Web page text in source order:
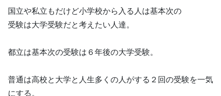
国立や私立もだけど小学校から入る人は基本次の
受験は大学受験だと考えたい人達。
都立は基本次の受験は６年後の大学受験。
普通は高校と大学と人生多くの人がする２回の受験を一気
にする。